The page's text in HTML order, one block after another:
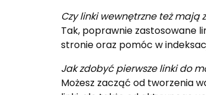
Czy linki wewnętrzne też mają
Tak, poprawnie zastosowane
stronie oraz pomóc w
Jak zdobyć pierwsze linki do
Możesz zacząć od tworzenia